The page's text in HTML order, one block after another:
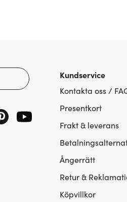
Kundservice
Kontakta oss /
Presentkort
Frakt & leverans
Ångerrätt
Retur &
Köpvillkor